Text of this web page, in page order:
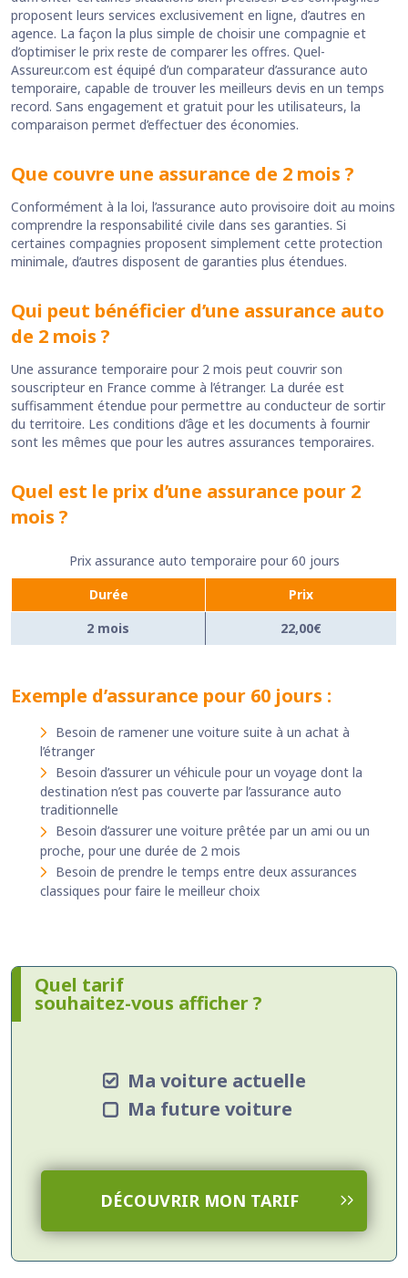
proposent leurs services exclusivement en ligne, d’autres en
agence. La façon la plus simple de choisir une compagnie et
d’optimiser le prix reste de comparer les offres. Quel-
Assureur.com est équipé d’un comparateur d’assurance auto
temporaire, capable de trouver les meilleurs devis en un temps
record. Sans engagement et gratuit pour les utilisateurs, la
comparaison permet d’effectuer des économies.
Que couvre une assurance de 2 mois ?
Conformément à la loi, l’assurance auto provisoire doit au moins
comprendre la responsabilité civile dans ses garanties. Si
certaines compagnies proposent simplement cette protection
minimale, d’autres disposent de garanties plus étendues.
Qui peut bénéficier d’une assurance auto
de 2 mois ?
Une assurance temporaire pour 2 mois peut couvrir son
souscripteur en France comme à l’étranger. La durée est
suffisamment étendue pour permettre au conducteur de sortir
du territoire. Les conditions d’âge et les documents à fournir
sont les mêmes que pour les autres assurances temporaires.
Quel est le prix d’une assurance pour 2
mois ?
Prix assurance auto temporaire pour 60 jours
Durée
Prix
2 mois
22,00€
Exemple d’assurance pour 60 jours :
Besoin de ramener une voiture suite à un achat à
l’étranger
Besoin d’assurer un véhicule pour un voyage dont la
destination n’est pas couverte par l’assurance auto
traditionnelle
Besoin d’assurer une voiture prêtée par un ami ou un
proche, pour une durée de 2 mois
Besoin de prendre le temps entre deux assurances
classiques pour faire le meilleur choix
Quel tarif
souhaitez-vous afficher ?
Ma voiture actuelle
Ma future voiture
DÉCOUVRIR MON TARIF